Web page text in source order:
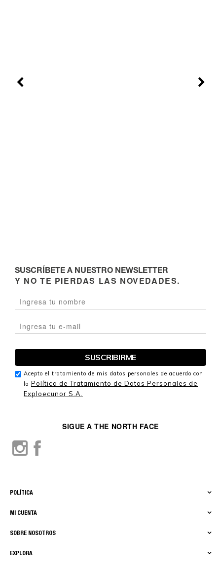
EXPLORA
SOBRE NOSOTROS
MI CUENTA
POLÍTICA
SIGUE A THE NORTH FACE
SUSCRÍBETE A NUESTRO NEWSLETTER
Y NO TE PIERDAS LAS NOVEDADES.
Acepto el tratamiento de mis datos personales de acuerdo con
la Política de Tratamiento de Datos Personales de
Exploecunor S.A.